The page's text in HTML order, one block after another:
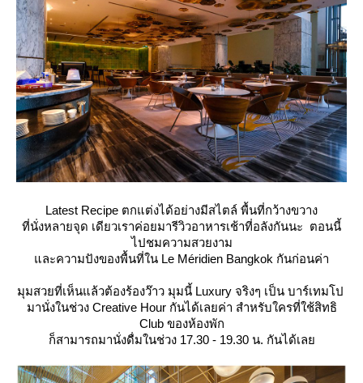
Latest Recipe ตกแต่งได้อย่างมีสไตล์ พื้นที่กว้างขวาง
ที่นั่งหลายจุด เดียวเราค่อยมารีวิวอาหารเช้าที่อลังกันนะ ตอนนี้
ไปชมความสวยงาม
ละความปังของพื้นที่ใน Le Méridien Bangkok กันก่อนค่า
มุมสวยที่เห็นแล้วต้องร้องว๊าว มุมนี้ Luxury จริงๆ เป็น บาร์เทมโป
มานั่งในช่วง Creative Hour กันได้เลยค่า สำหรับใครที่ใช้สิทธิ
Club ของห้องพัก
ก็สามารถมานั่งดื่มในช่วง 17.30 - 19.30 น. กันได้เล